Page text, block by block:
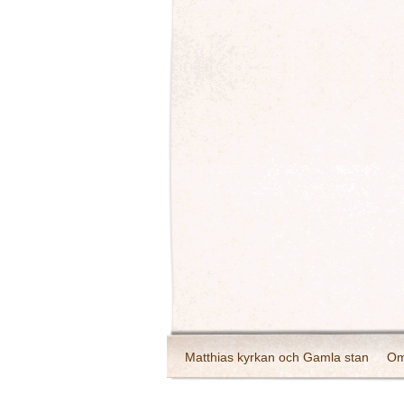
Matthias kyrkan och Gamla stan